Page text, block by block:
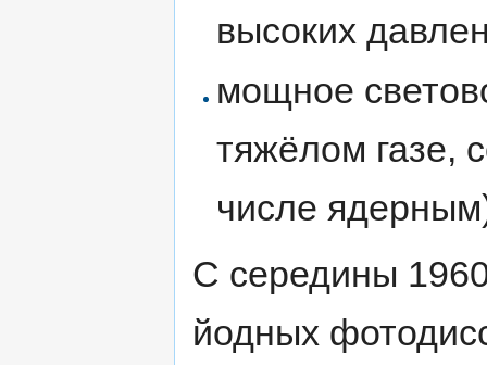
высоких
мощное
тяжёлом газе,
числе
С середины
йодных